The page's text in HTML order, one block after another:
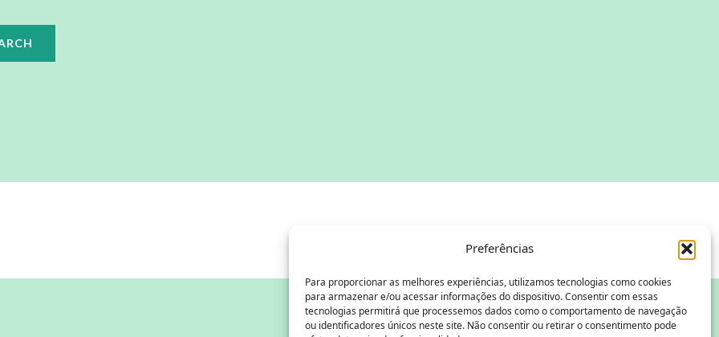
Preferências
Para proporcionar as melhores experiências, utilizamos tecnologias como cookies
para armazenar e/ou acessar informações do dispositivo. Consentir com essas
tecnologias permitirá que processemos dados como o comportamento de navegação
ou identificadores únicos neste site. Não consentir ou retirar o consentimento pode